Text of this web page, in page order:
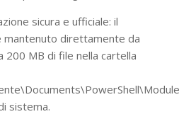
sicura e ufficiale: il
mantenuto direttamente da
200 MB di file nella cartella
sistema.